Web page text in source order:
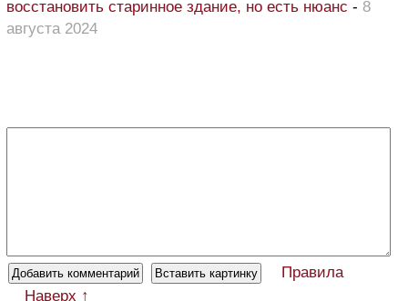
восстановить старинное здание, но есть нюанс - 8
августа 2024
Правила
Наверх ↑